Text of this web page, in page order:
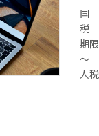
国
期
～
人